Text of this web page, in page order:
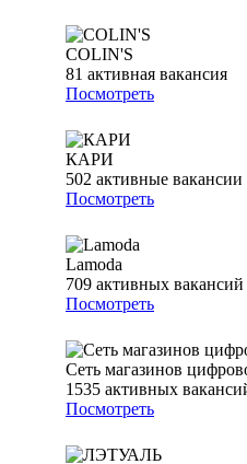
COLIN'S
81 активная вакансия
Посмотреть
КАРИ
502 активные вакансии
Посмотреть
Lamoda
709 активных вакансий
Посмотреть
Сеть магазинов
1535 активных
Посмотреть